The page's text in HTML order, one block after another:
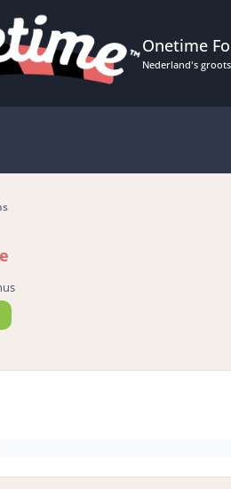
Onetime
Nederland's